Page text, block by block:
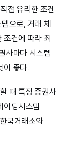
접 유리한 조건
으로, 거래 체
조건에 따라 최
사마다 시스템
이 좋다.
때 특정 증권사
이딩시스템
국거래소와